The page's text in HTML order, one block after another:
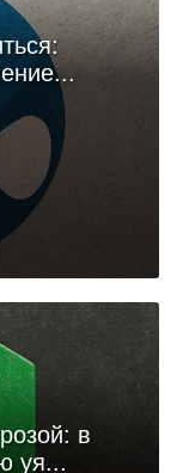
в
уя...